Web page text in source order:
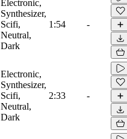
Electronic,
Synthesizer,
Scifi,
Neutral,
Dark
1:54 -
Electronic,
Synthesizer,
Scifi,
Neutral,
Dark
2:33 -